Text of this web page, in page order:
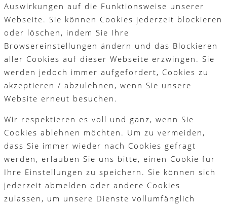
Auswirkungen auf die Funktionsweise unserer
Webseite. Sie können Cookies jederzeit blockieren
oder löschen, indem Sie Ihre
Browsereinstellungen ändern und das Blockieren
aller Cookies auf dieser Webseite erzwingen. Sie
werden jedoch immer aufgefordert, Cookies zu
akzeptieren / abzulehnen, wenn Sie unsere
Website erneut besuchen.
Wir respektieren es voll und ganz, wenn Sie
Cookies ablehnen möchten. Um zu vermeiden,
dass Sie immer wieder nach Cookies gefragt
werden, erlauben Sie uns bitte, einen Cookie für
Ihre Einstellungen zu speichern. Sie können sich
jederzeit abmelden oder andere Cookies
zulassen, um unsere Dienste vollumfänglich